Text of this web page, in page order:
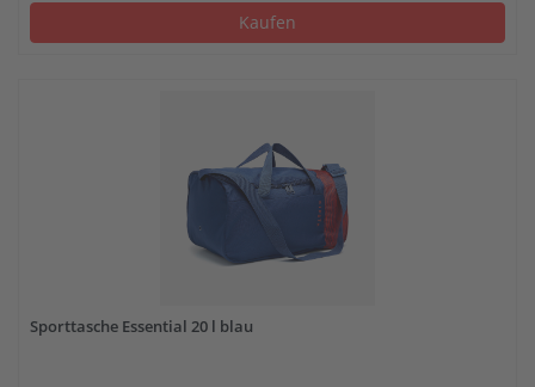
Kaufen
Sporttasche Essential 20 l blau